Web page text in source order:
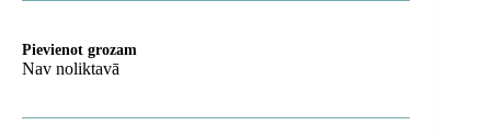
Pievienot grozam
Nav noliktavā